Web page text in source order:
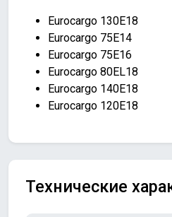
Eurocargo 130E18
Eurocargo 75E14
Eurocargo 75E16
Eurocargo 80EL18
Eurocargo 140E18
Eurocargo 120E18
Технические